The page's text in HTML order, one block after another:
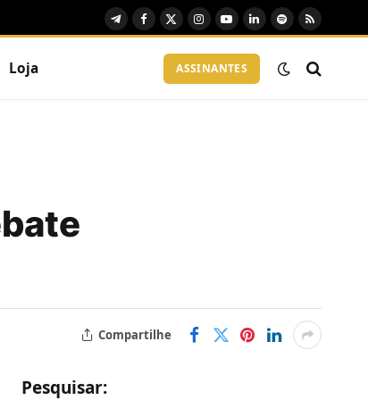
TelegramFacebook
X
Instagram
YouTubeLinkedIn
Spotify
RSS
Loja ASSINANTES
Compartilhe
Pesquisar: